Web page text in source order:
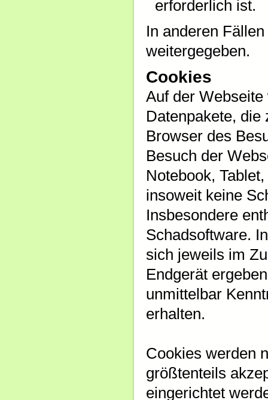
erforderlich ist.
In anderen
weitergegeben.
Cookies
Auf der
Datenpakete,
Browser des
Besuch der
Notebook,
insoweit keine
Insbesondere
Schadsoftware.
sich jeweils im
Endgerät
unmittelbar
erhalten.
Cookies werden
größtenteils
eingerichtet